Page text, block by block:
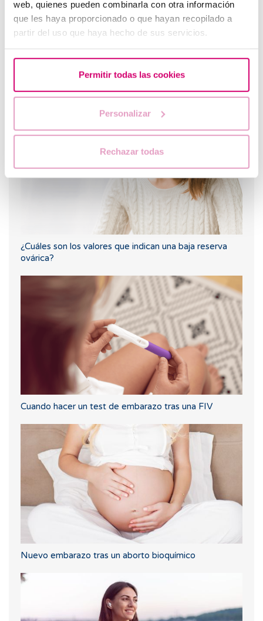
web, quienes pueden combinarla con otra información
que les haya proporcionado o que hayan recopilado a
partir del uso que haya hecho de sus servicios.
Permitir todas las cookies
Personalizar
Rechazar todas
quistes en los ovarios?
¿Cuáles son los valores que indican una baja reserva
ovárica?
Cuando hacer un test de embarazo tras una FIV
Nuevo embarazo tras un aborto bioquímico